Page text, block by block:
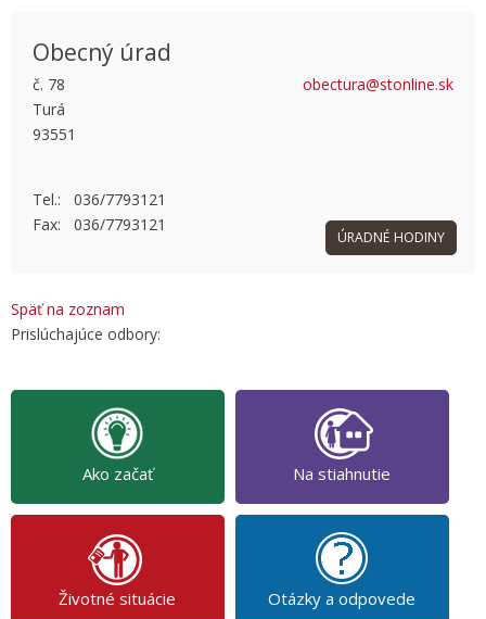
Obecný úrad
č. 78
Turá
93551
obectura@stonline.sk
Tel.: 036/7793121
Fax: 036/7793121
ÚRADNÉ HODINY
Späť na zoznam
Prislúchajúce odbory:
Ako začať Na stiahnutie
Životné situácie Otázky a odpovede